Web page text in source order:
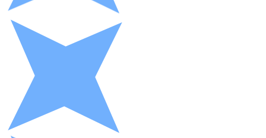
Cupons cripto
Compre criptomoedas com dinheiro e outros
Comprar com dinheiro